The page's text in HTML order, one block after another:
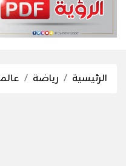
الرئيسية رياضة